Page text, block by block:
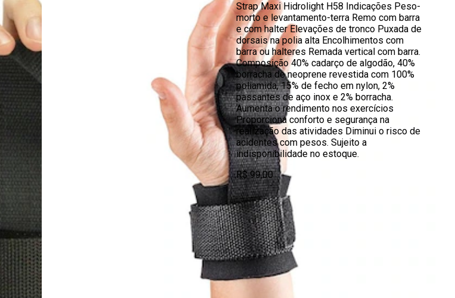
Strap Maxi Hidrolight H58 Indicações Peso-
morto e levantamento-terra Remo com barra
e com halter Elevações de tronco Puxada de
dorsais na polia alta Encolhimentos com
barra ou halteres Remada vertical com barra.
Composição 40% cadarço de algodão, 40%
borracha de neoprene revestida com 100%
poliamida, 15% de fecho em nylon, 2%
passantes de aço inox e 2% borracha.
Aumenta o rendimento nos exercícios
Proporciona conforto e segurança na
realização das atividades Diminui o risco de
acidentes com pesos. Sujeito a
indisponibilidade no estoque.
R$ 99,00